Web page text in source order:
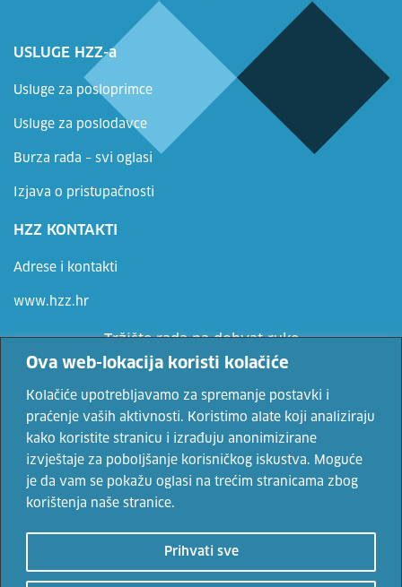
Ova web-lokacija koristi kolačiće
Kolačiće upotrebljavamo za spremanje postavki i
praćenje vaših aktivnosti. Koristimo alate koji analiziraju
kako koristite stranicu i izrađuju anonimizirane
izvještaje za poboljšanje korisničkog iskustva. Moguće
je da vam se pokažu oglasi na trećim stranicama zbog
korištenja naše stranice.
Prihvati sve
USLUGE HZZ-a
Usluge za posloprimce
Usluge za poslodavce
Burza rada – svi oglasi
Izjava o pristupačnosti
HZZ KONTAKTI
Adrese i kontakti
www.hzz.hr
Tržište rada na dohvat ruke
Ne propusti priliku, prijavi se
privatnosti.